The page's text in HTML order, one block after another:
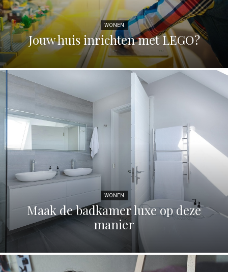
WONEN
Jouw huis inrichten met LEGO?
WONEN
Maak de badkamer luxe op deze
manier